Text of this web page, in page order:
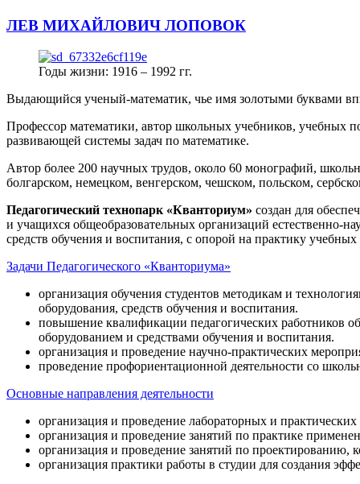
ЛЕВ МИХАЙЛОВИЧ ЛОПОВОК
Годы жизни: 1916 – 1992 гг.
Выдающийся ученый-математик, чье имя золотыми буквами
Профессор математики, автор школьных учебников, учебных
развивающей системы задач по математике.
Автор более 200 научных трудов, около 60 монографий,
болгарском, немецком, венгерском, чешском, польском,
Педагогический технопарк «Кванториум» создан для
и учащихся общеобразовательных организаций естественно-
средств обучения и воспитания, с опорой на практику
Задачи Педагогического «Кванториума»
организация обучения студентов методикам и
оборудования, средств обучения и воспитания.
повышение квалификации педагогических работников
оборудованием и средствами обучения и воспитания.
организация и проведение научно-практических
проведение профориентационной деятельности со
Основные направления деятельности
организация и проведение лабораторных и
организация и проведение занятий по практике
организация и проведение занятий по
организация практики работы в студии для создания